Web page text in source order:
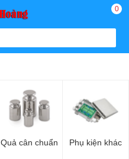
0
Quả cân chuẩn Phụ kiện khác